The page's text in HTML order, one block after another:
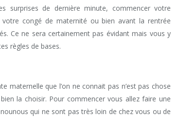
surprises de dernière minute, commencer votre
congé de maternité ou bien avant la rentrée
Ce ne sera certainement pas évidant mais vous y
règles de bases.
maternelle que l’on ne connait pas n’est pas chose
la choisir. Pour commencer vous allez faire une
qui ne sont pas très loin de chez vous ou de